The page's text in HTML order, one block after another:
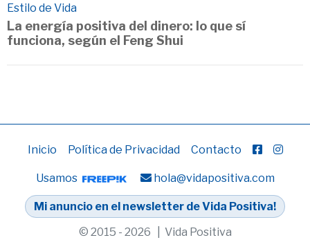
Estilo de Vida
La energía positiva del dinero: lo que sí
funciona, según el Feng Shui
Inicio Política de Privacidad Contacto
Usamos hola@vidapositiva.com
Mi anuncio en el newsletter de Vida Positiva!
© 2015 - 2026 | Vida Positiva